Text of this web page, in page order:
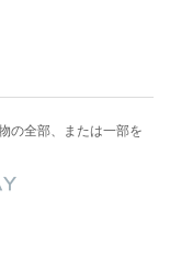
の全部、または一部を